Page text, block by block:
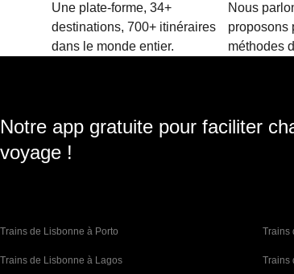
Une plate-forme, 34+
destinations, 700+ itinéraires
dans le monde entier.
Nous
proposons
méthodes
Notre app gratuite pour faciliter
voyage !
Trains de Lisbonne à Porto Trains
Trains de Lisbonne à Lagos Trains